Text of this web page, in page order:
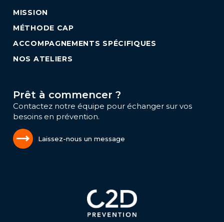
MISSION
MÉTHODE CAP
ACCOMPAGNEMENTS SPÉCIFIQUES
NOS ATELIERS
Prêt à commencer ?
Contactez notre équipe pour échanger sur vos
besoins en prévention.
Laissez-nous un message